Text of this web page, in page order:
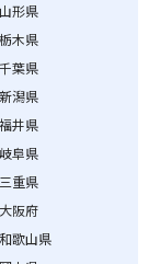
山形県
栃木県
千葉県
新潟県
福井県
岐阜県
三重県
大阪府
和歌山県